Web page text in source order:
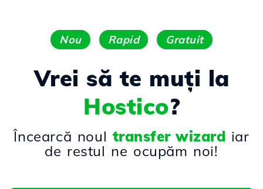
Nou Rapid Gratuit
Vrei să te muți la
Hostico?
Încearcă noul transfer wizard iar
de restul ne ocupăm noi!